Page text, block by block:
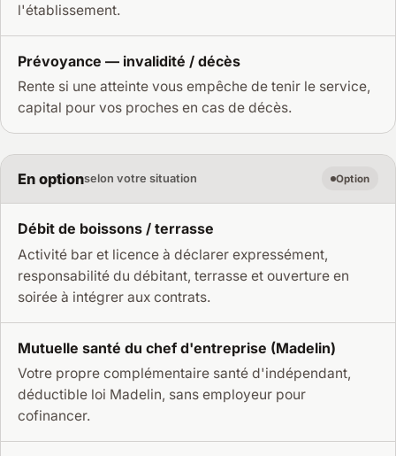
l'établissement.
Prévoyance — invalidité / décès
Rente si une atteinte vous empêche de tenir le service,
capital pour vos proches en cas de décès.
En optionselon votre situation Option
Débit de boissons / terrasse
Activité bar et licence à déclarer expressément,
responsabilité du débitant, terrasse et ouverture en
soirée à intégrer aux contrats.
Mutuelle santé du chef d'entreprise (Madelin)
Votre propre complémentaire santé d'indépendant,
déductible loi Madelin, sans employeur pour
cofinancer.